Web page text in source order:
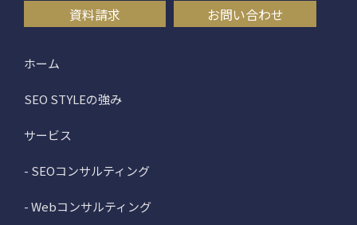
資料請求 お問い合わせ
ホーム
SEO STYLEの強み
サービス
- SEOコンサルティング
- Webコンサルティング